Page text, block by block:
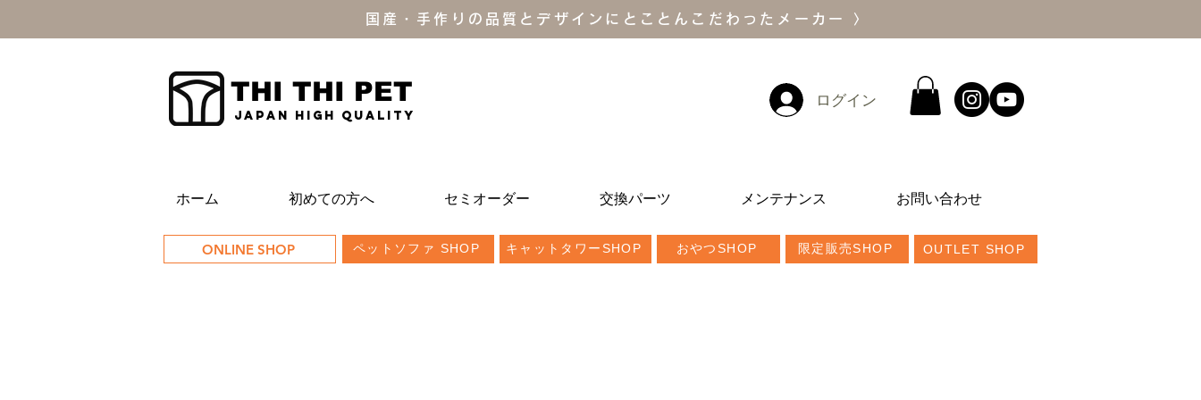
国産・手作りの品質とデザインにとことんこだわったメーカー 〉
THI THI PET
JAPAN high quality
ログイン
ホーム 初めての方へ セミオーダー 交換パーツ メンテナンス お問い合わせ
ONLINE SHOP ペットソファ SHOP キャットタワーSHOP おやつSHOP 限定販売SHOP OUTLET SHOP